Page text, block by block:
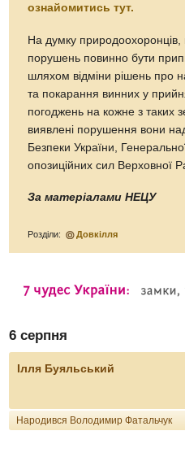
ознайомитись тут.
На думку природоохоронців,
порушень повинно бути
шляхом відміни рішень про
та покарання винних у
погоджень на кожне з таких
виявлені порушення вони
Безпеки України,
опозиційних сил Верховної
За матеріалами НЕЦУ
Розділи: Довкілля
6 серпня
Ілля Буяльський
Народився Володимир Фатальчук